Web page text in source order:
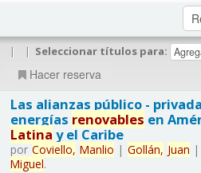
| | Seleccionar títulos para:
Hacer reserva
Las alianzas público -
energías renovables en
Latina y el Caribe
por Coviello, Manlio | Gollán, Juan |
Miguel.